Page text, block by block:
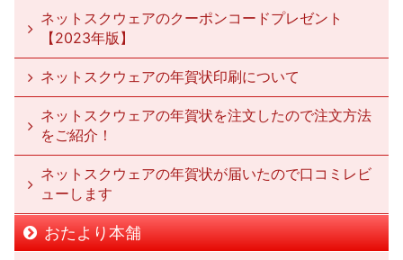
ネットスクウェアのクーポンコードプレゼント
【2023年版】
ネットスクウェアの年賀状印刷について
ネットスクウェアの年賀状を注文したので注文方法
をご紹介！
ネットスクウェアの年賀状が届いたので口コミレビ
ューします
おたより本舗